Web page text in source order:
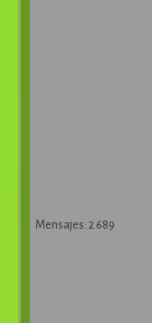
Mensajes: 2 689